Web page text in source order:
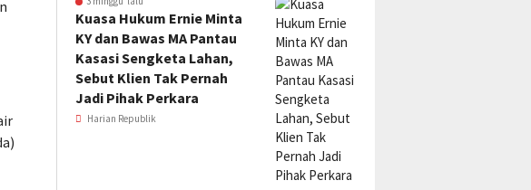
Kuasa Hukum Ernie Minta
KY dan Bawas MA Pantau
Kasasi Sengketa Lahan,
Sebut Klien Tak Pernah
Jadi Pihak Perkara
Harian Republik